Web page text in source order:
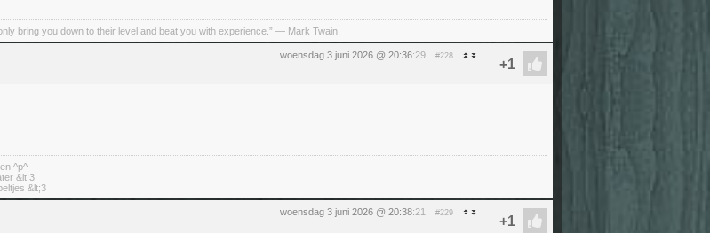
bring you down to their level and beat you with experience.” ― Mark Twain.
woensdag 3 juni 2026 @ 20:36:29 #228
^p^
&lt;3
&lt;3
woensdag 3 juni 2026 @ 20:38:21 #229